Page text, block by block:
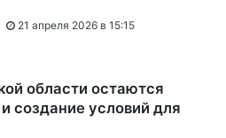
21 апреля 2026 в 15:15
области остаются
создание условий для